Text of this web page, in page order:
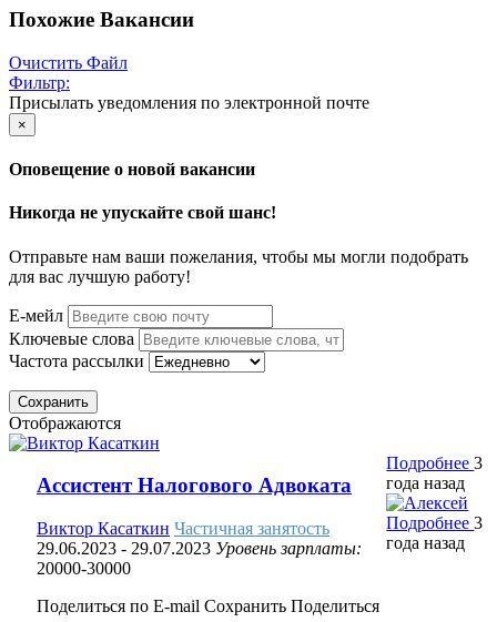
Похожие Вакансии
Очистить Файл
Фильтр:
Присылать уведомления по электронной почте
×
Оповещение о новой вакансии
Никогда не упускайте свой шанс!
Отправьте нам ваши пожелания, чтобы мы могли подобрать
для вас лучшую работу!
Е-мейл
Ключевые слова
Частота рассылки
Сохранить
Отображаются
Ассистент Налогового Адвоката
Виктор Касаткин Частичная занятость
29.06.2023 - 29.07.2023 Уровень зарплаты:
20000-30000
Поделиться по E-mail Сохранить Поделиться
Подробнее3
года назад
Подробнее3
года назад